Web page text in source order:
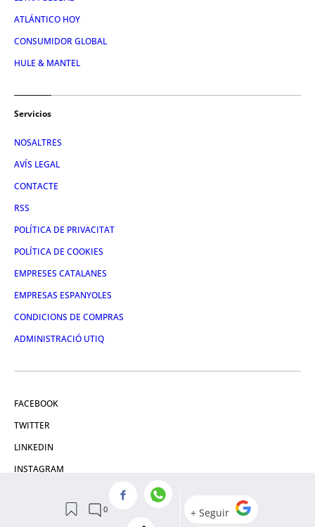
ATLÁNTICO HOY
CONSUMIDOR GLOBAL
HULE & MANTEL
Servicios
NOSALTRES
AVÍS LEGAL
CONTACTE
RSS
POLÍTICA DE PRIVACITAT
POLÍTICA DE COOKIES
EMPRESES CATALANES
EMPRESAS ESPANYOLES
CONDICIONS DE COMPRAS
ADMINISTRACIÓ UTIQ
FACEBOOK
TWITTER
LINKEDIN
INSTAGRAM